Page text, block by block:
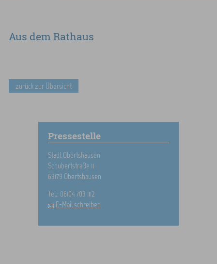
Aus dem Rathaus
zurück zur Übersicht
Pressestelle
Stadt Obertshausen
Schubertstraße 11
63179 Obertshausen
Tel.: 06104 703 1112
E-Mail schreiben